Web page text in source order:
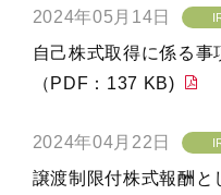
2024年05月14日
自己株式取得に係る
（PDF：137 KB)
2024年04月22日
譲渡制限付株式報酬と